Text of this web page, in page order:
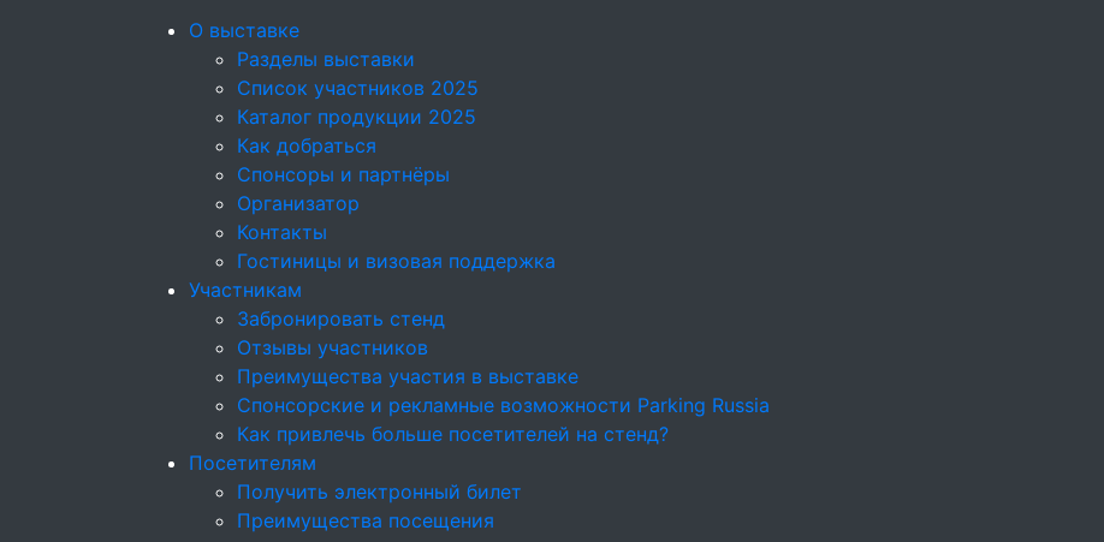
О выставке
Разделы выставки
Список участников 2025
Каталог продукции 2025
Как добраться
Спонсоры и партнёры
Организатор
Контакты
Гостиницы и визовая поддержка
Участникам
Забронировать стенд
Отзывы участников
Преимущества участия в выставке
Спонсорские и рекламные возможности Parking Russia
Как привлечь больше посетителей на стенд?
Посетителям
Получить электронный билет
Преимущества посещения